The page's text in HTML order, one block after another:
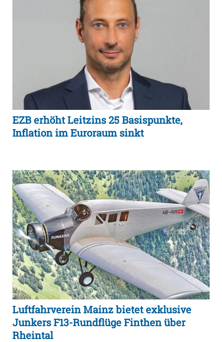
EZB erhöht Leitzins 25 Basispunkte,
Inflation im Euroraum sinkt
Luftfahrverein Mainz bietet exklusive
Junkers F13-Rundflüge Finthen über
Rheintal